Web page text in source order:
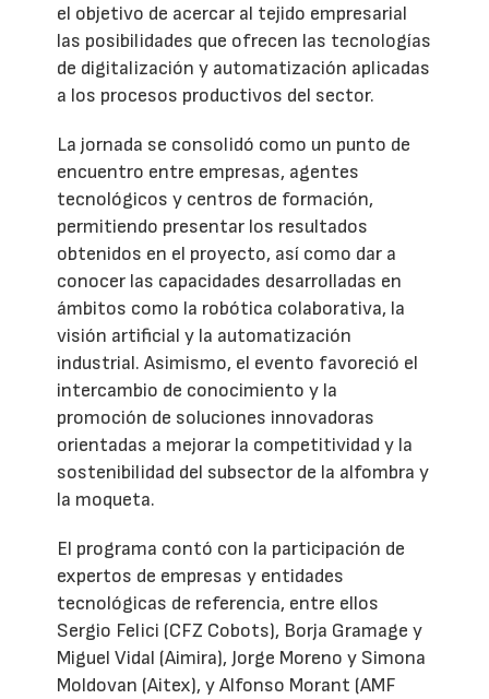
el objetivo de acercar al tejido empresarial
las posibilidades que ofrecen las tecnologías
de digitalización y automatización aplicadas
a los procesos productivos del sector.
La jornada se consolidó como un punto de
encuentro entre empresas, agentes
tecnológicos y centros de formación,
permitiendo presentar los resultados
obtenidos en el proyecto, así como dar a
conocer las capacidades desarrolladas en
ámbitos como la robótica colaborativa, la
visión artificial y la automatización
industrial. Asimismo, el evento favoreció el
intercambio de conocimiento y la
promoción de soluciones innovadoras
orientadas a mejorar la competitividad y la
sostenibilidad del subsector de la alfombra y
la moqueta.
El programa contó con la participación de
expertos de empresas y entidades
tecnológicas de referencia, entre ellos
Sergio Felici (CFZ Cobots), Borja Gramage y
Miguel Vidal (Aimira), Jorge Moreno y Simona
Moldovan (Aitex), y Alfonso Morant (AMF